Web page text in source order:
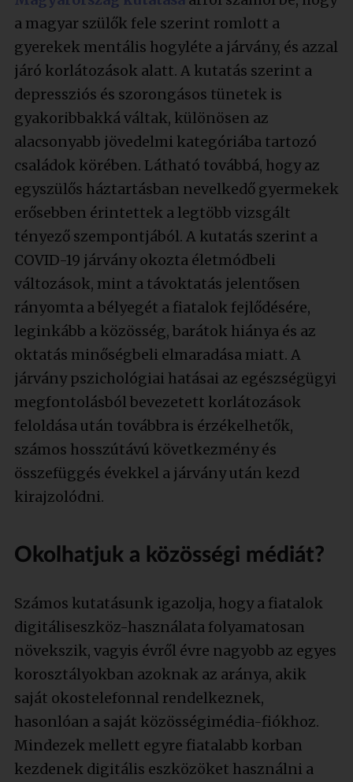
a magyar szülők fele szerint romlott a
gyerekek mentális hogyléte a járvány, és azzal
járó korlátozások alatt. A kutatás szerint a
depressziós és szorongásos tünetek is
gyakoribbakká váltak, különösen az
alacsonyabb jövedelmi kategóriába tartozó
családok körében. Látható továbbá, hogy az
egyszülős háztartásban nevelkedő gyermekek
erősebben érintettek a legtöbb vizsgált
tényező szempontjából. A kutatás szerint a
COVID-19 járvány okozta életmódbeli
változások, mint a távoktatás jelentősen
rányomta a bélyegét a fiatalok fejlődésére,
leginkább a közösség, barátok hiánya és az
oktatás minőségbeli elmaradása miatt. A
járvány pszichológiai hatásai az egészségügyi
megfontolásból bevezetett korlátozások
feloldása után továbbra is érzékelhetők,
számos hosszútávú következmény és
összefüggés évekkel a járvány után kezd
kirajzolódni.
Okolhatjuk a közösségi médiát?
Számos kutatásunk igazolja, hogy a fiatalok
digitáliseszköz-használata folyamatosan
növekszik, vagyis évről évre nagyobb az egyes
korosztályokban azoknak az aránya, akik
saját okostelefonnal rendelkeznek,
hasonlóan a saját közösségimédia-fiókhoz.
Mindezek mellett egyre fiatalabb korban
kezdenek digitális eszközöket használni a